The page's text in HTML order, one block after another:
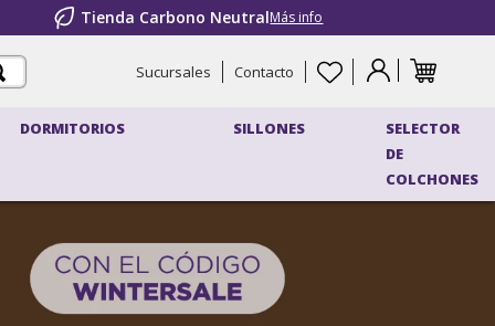
Tienda Carbono NeutralMás info
Sucursales Contacto
DORMITORIOS SILLONES
SELECTOR
DE
COLCHONES